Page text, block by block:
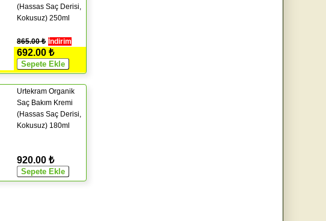
(Hassas Saç Derisi,
Kokusuz) 250ml
865.00 ₺ İndirim
692.00 ₺
Urtekram Organik
Saç Bakım Kremi
(Hassas Saç Derisi,
Kokusuz) 180ml
920.00 ₺